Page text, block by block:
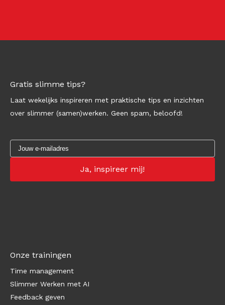
Gratis slimme tips?
Laat wekelijks inspireren met praktische tips en inzichten
over slimmer (samen)werken. Geen spam, beloofd!
Onze trainingen
Time management
Slimmer Werken met AI
Feedback geven